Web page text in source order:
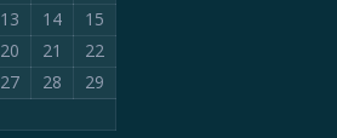
13 14
15
20 21
22
27 28
29